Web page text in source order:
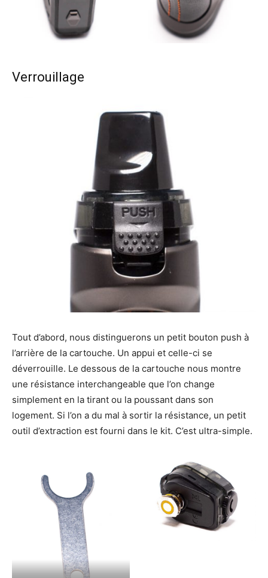
Verrouillage
Tout d’abord, nous distinguerons un petit bouton push à
l’arrière de la cartouche. Un appui et celle-ci se
déverrouille. Le dessous de la cartouche nous montre
une résistance interchangeable que l’on change
simplement en la tirant ou la poussant dans son
logement. Si l’on a du mal à sortir la résistance, un petit
outil d’extraction est fourni dans le kit. C’est ultra-simple.